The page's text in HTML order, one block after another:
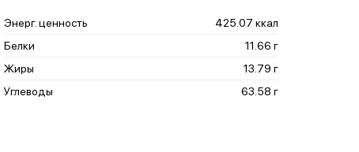
Энерг. ценность
425.07 ккал
Белки
11.66 г
Жиры
13.79 г
Углеводы
63.58 г